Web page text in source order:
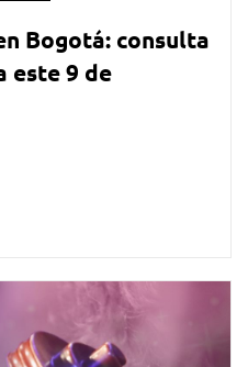
Bogotá: consulta
este 9 de